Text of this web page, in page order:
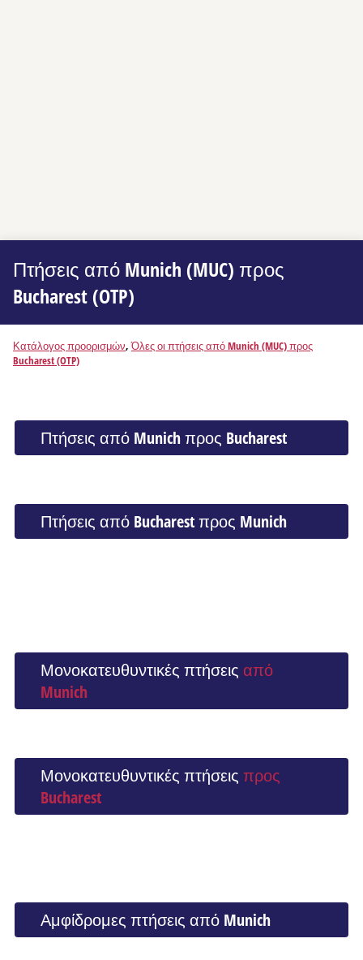
Πτήσεις από Munich (MUC) προς
Bucharest (OTP)
Κατάλογος προορισμών,Όλες οι πτήσεις από Munich (MUC) προς
Bucharest (OTP)
Πτήσεις από Munich προς Bucharest
Πτήσεις από Bucharest προς Munich
Μονοκατευθυντικές πτήσεις από
Munich
Μονοκατευθυντικές πτήσεις προς
Bucharest
Αμφίδρομες πτήσεις από Munich